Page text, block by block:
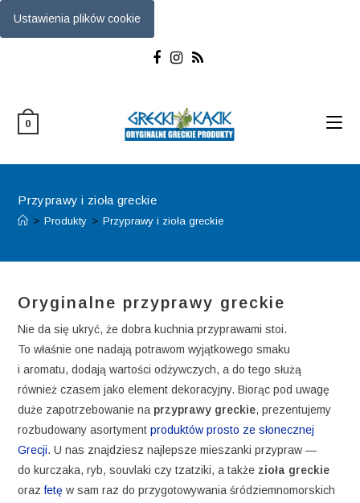
Ustawienia plików cookie
0
Przyprawy i zioła greckie
> Produkty > Przyprawy i zioła greckie
Oryginalne przyprawy greckie
Nie da się ukryć, że dobra kuchnia przyprawami stoi.
To właśnie one nadają potrawom wyjątkowego smaku
i aromatu, dodają wartości odżywczych, a do tego służą
również czasem jako element dekoracyjny. Biorąc pod uwagę
duże zapotrzebowanie na przyprawy greckie, prezentujemy
rozbudowany asortymentproduktów prosto ze słonecznej
Grecji. U nas znajdziesz najlepsze mieszanki przypraw —
do kurczaka, ryb, souvlaki czy tzatziki, a także zioła greckie
orazfetę w sam raz do przygotowywania śródziemnomorskich